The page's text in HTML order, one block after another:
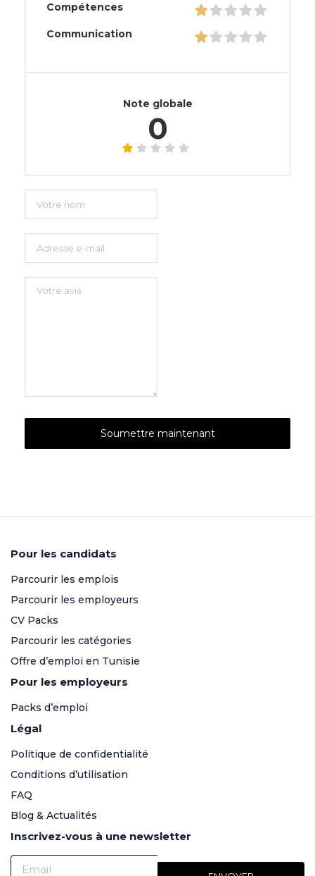
Compétences
Communication
Note globale
0
Pour les candidats
Parcourir les emplois
Parcourir les employeurs
CV Packs
Parcourir les catégories
Offre d’emploi en Tunisie
Pour les employeurs
Packs d’emploi
Légal
Politique de confidentialité
Conditions d’utilisation
FAQ
Blog & Actualités
Inscrivez-vous à une newsletter